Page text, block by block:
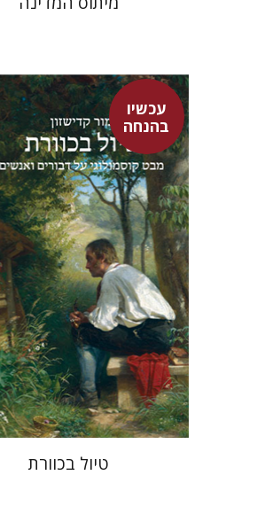
עכשיו
בהנחהמור קדישזון
עכשיו בהנחה
$46
$34
טיול בכוורת